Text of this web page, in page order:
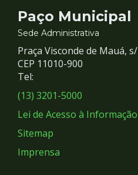
Contato
e
Redes
Sociais
Paço Municipal
Sede Administrativa
Praça Visconde de Mauá,
CEP 11010-900
Tel:
(13) 3201-5000
Lei de Acesso à Informação
Sitemap
Imprensa